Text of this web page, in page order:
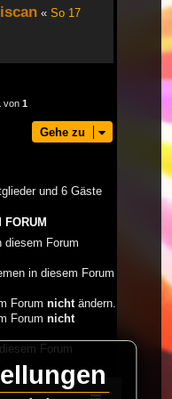
« So 17
von 1
Gehe zu
und 6 Gäste
FORUM
diesem Forum
in diesem Forum
Forum nichtändern.
Forum nicht
Forum